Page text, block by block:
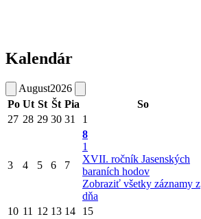
Kalendár
August2026
Po Ut St Št Pia So
27 28 29 30 31 1
3 4 5 6 7
8
1
XVII. ročník Jasenských
baraních hodov
Zobraziť všetky záznamy z
dňa
10 11 12 13 14 15